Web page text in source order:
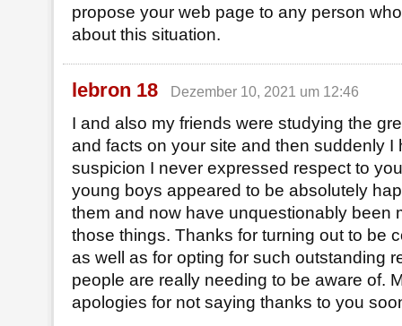
propose your web page to any person
about this situation.
lebron 18 Dezember 10, 2021 um 12:46
I and also my friends were studying the
and facts on your site and then suddenly I
suspicion I never expressed respect to
young boys appeared to be absolutely
them and now have unquestionably been
those things. Thanks for turning out to be
as well as for opting for such outstanding
people are really needing to be aware of.
apologies for not saying thanks to you